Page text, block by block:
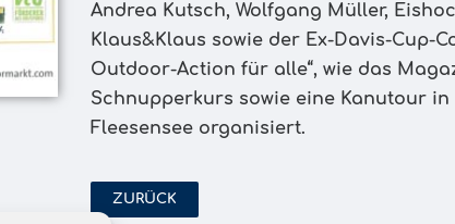
Andrea Kutsch, Wolfgang Müller,
Klaus&Klaus sowie der Ex-Davis-Cup-
Outdoor-Action für alle“, wie das
Schnupperkurs sowie eine Kanutour
Fleesensee organisiert.
ZURÜCK